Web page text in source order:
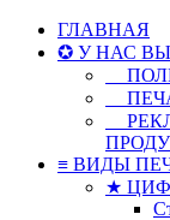
ГЛАВНАЯ
✪ У НАС
≡ ВИДЫ
★